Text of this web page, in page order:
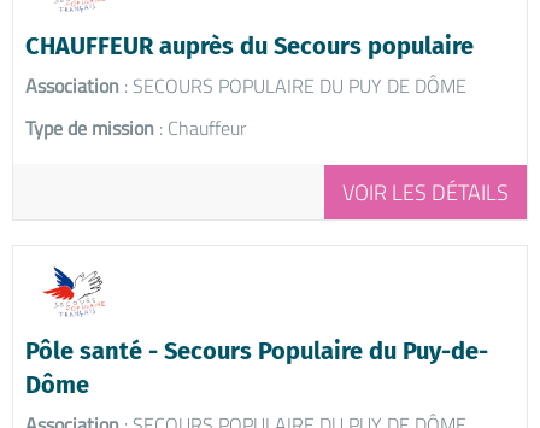
CHAUFFEUR auprès du Secours populaire
Association : SECOURS POPULAIRE DU PUY DE DÔME
Type de mission : Chauffeur
VOIR LES DÉTAILS
Pôle santé - Secours Populaire du Puy-de-
Dôme